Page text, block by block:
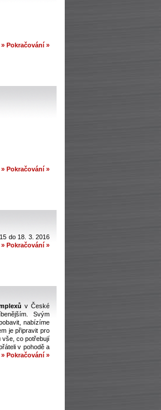
» Pokračování »
» Pokračování »
do 18. 3. 2016
» Pokračování »
v České
Svým
nabízíme
je připravit pro
vše, co potřebují
v pohodě a
» Pokračování »